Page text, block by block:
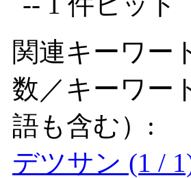
関連キーワー
数／キーワー
語も含む）:
デツサン (1 /